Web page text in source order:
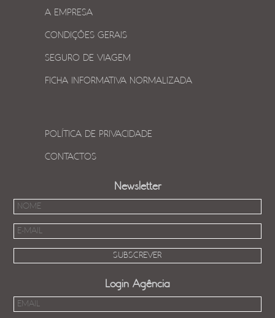
A EMPRESA
CONDIÇÕES GERAIS
SEGURO DE VIAGEM
FICHA INFORMATIVA NORMALIZADA
POLÍTICA DE PRIVACIDADE
CONTACTOS
Newsletter
Login Agência